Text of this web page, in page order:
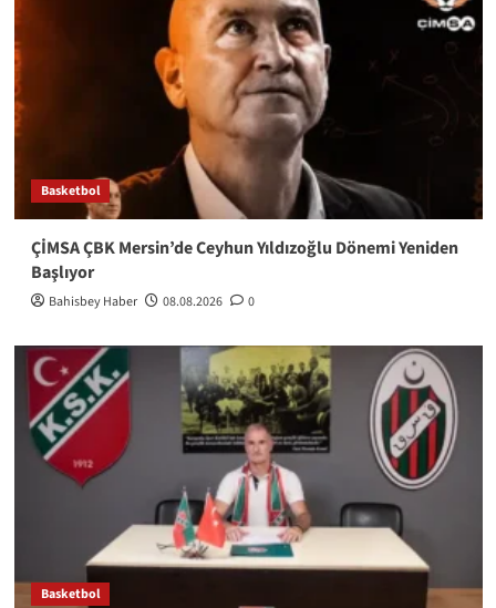
Basketbol
ÇİMSA ÇBK Mersin’de Ceyhun Yıldızoğlu Dönemi Yeniden
Başlıyor
Bahisbey Haber 08.08.2026 0
Basketbol